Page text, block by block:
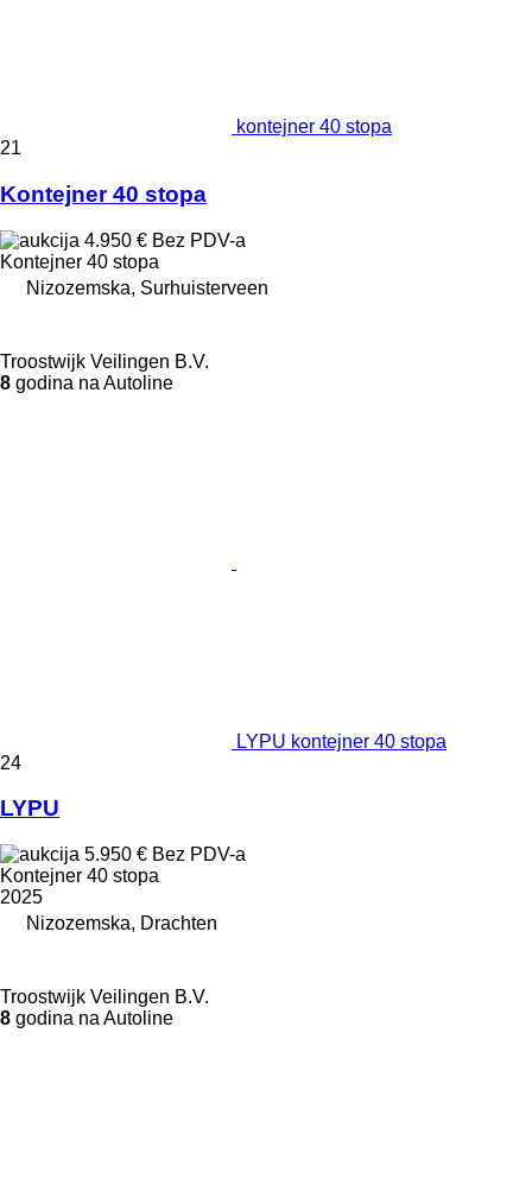
kontejner 40 stopa
21
Kontejner 40 stopa
4.950 € Bez PDV-a
Kontejner 40 stopa
Nizozemska, Surhuisterveen
Troostwijk Veilingen B.V.
8 godina na Autoline
LYPU kontejner 40 stopa
24
LYPU
5.950 € Bez PDV-a
Kontejner 40 stopa
2025
Nizozemska, Drachten
Troostwijk Veilingen B.V.
8 godina na Autoline